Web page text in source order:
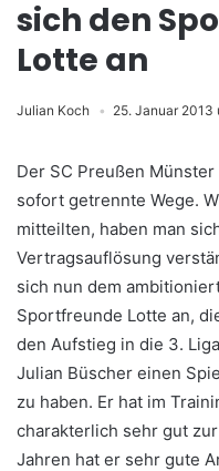
sich den
Lotte an
Julian Koch 25. Januar 2013
Der SC Preußen
sofort getrennte Wege.
mitteilten, haben man
Vertragsauflösung
sich nun dem
Sportfreunde Lotte an,
den Aufstieg in die 3.
Julian Büscher einen
zu haben. Er hat im
charakterlich sehr gut
Jahren hat er sehr gute